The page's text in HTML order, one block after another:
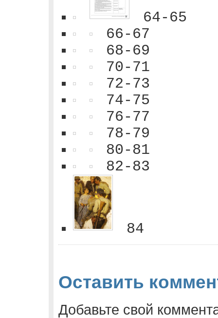
64-65
66-67
68-69
70-71
72-73
74-75
76-77
78-79
80-81
82-83
84
Оставить
Добавьте свой